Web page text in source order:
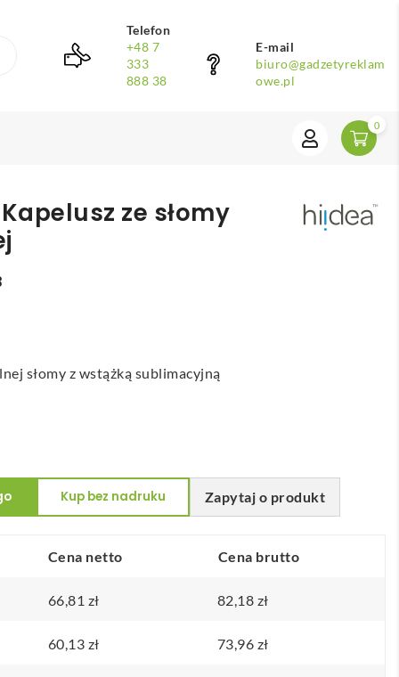
Telefon
+48 7
333
888 38
E-mail
biuro@gadzetyreklam
owe.pl
0
Kapelusz ze słomy
słomy z wstążką sublimacyjną
Zapytaj o produkt
Kup bez nadruku
Cena netto Cena brutto
66,81 zł 82,18 zł
60,13 zł 73,96 zł